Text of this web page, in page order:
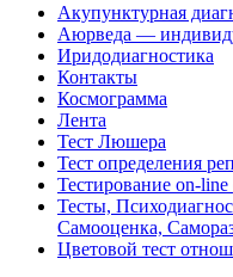
Акупунктурная
Аюрведа —
Иридодиагностика
Контакты
Космограмма
Лента
Тест Люшера
Тест определения
Тестирование on-
Тесты,
Самооценка,
Цветовой тест